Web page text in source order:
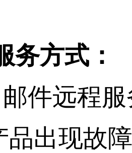
务方式：
件远程
品出现故